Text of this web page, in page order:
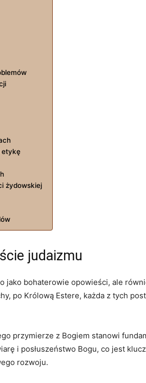
etykę
żydowskiej
judaizmu
bohaterowie opowieści, ale
po Królową Estere, każda z tych
przymierze z Bogiem stanowi
i posłuszeństwo Bogu, co jest
rozwoju.